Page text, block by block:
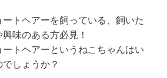
e
n
a
トヘアーを飼っている、飼いた
味のある方必見！
トヘアーというねこちゃんはい
しょうか？